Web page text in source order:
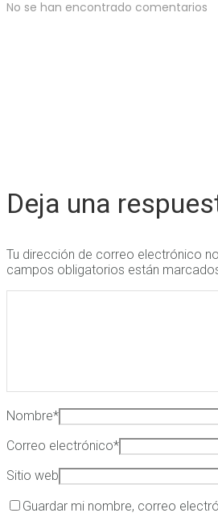
No se han encontrado comentarios
Deja una
Tu dirección de correo electrónico
campos obligatorios están
Nombre*
Correo electrónico*
Sitio web
Guardar mi nombre, correo